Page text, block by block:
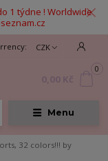
1 týdne ! Worldwide
Menu
CZK
0
32 colors!!! by